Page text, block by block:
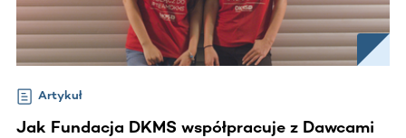
Artykuł
Jak Fundacja DKMS współpracuje z Dawcami